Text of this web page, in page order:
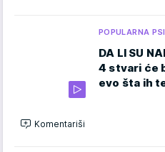
POPULARNA
DA LI SU
4 stvari će
evo šta ih
Komentariši